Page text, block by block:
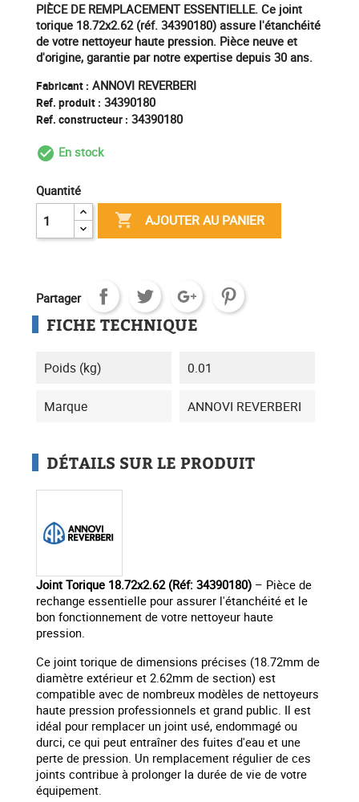
PIÈCE DE REMPLACEMENT ESSENTIELLE. Ce joint
torique 18.72x2.62 (réf. 34390180) assure l'étanchéité
de votre nettoyeur haute pression. Pièce neuve et
d'origine, garantie par notre expertise depuis 30 ans.
Fabricant : ANNOVI REVERBERI
Ref. produit : 34390180
Ref. constructeur : 34390180
check_circle_outline
En stock
Quantité
 AJOUTER AU PANIER
Partager
FICHE TECHNIQUE
Poids (kg) 0.01
Marque ANNOVI REVERBERI
DÉTAILS SUR LE PRODUIT
Joint Torique 18.72x2.62 (Réf: 34390180) – Pièce de
rechange essentielle pour assurer l'étanchéité et le
bon fonctionnement de votre nettoyeur haute
pression.
Ce joint torique de dimensions précises (18.72mm de
diamètre extérieur et 2.62mm de section) est
compatible avec de nombreux modèles de nettoyeurs
haute pression professionnels et grand public. Il est
idéal pour remplacer un joint usé, endommagé ou
durci, ce qui peut entraîner des fuites d'eau et une
perte de pression. Un remplacement régulier de ces
joints contribue à prolonger la durée de vie de votre
équipement.